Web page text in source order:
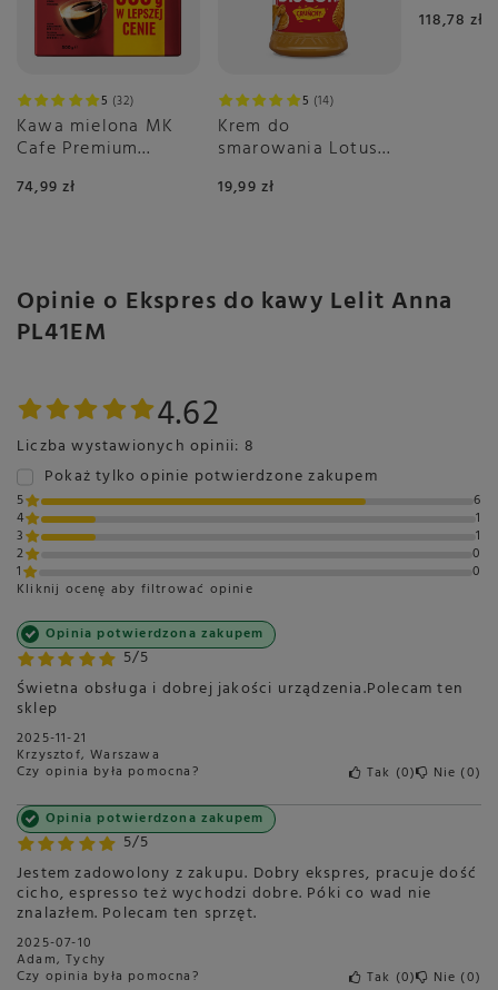
System Anti-Drop i zawór
Tak
Pojemność bojlera
250 ml
Materiał wykonania bojlera
Mosiądz
Moc grzałki bojlera wody
1000 W
wodę
Wbudowany młynek
Dysza pary wodnej
Obudowa
Szerokość
Wysokość
340 mm
zestawu
Łyżka do kawy mielonej
Tamper
Rodzaj ekspresu
Ciśnieniowy kolbowy
Stal nierdzewna
Wyjmowany zbiornik na
wodę
Tak
Wyświetlacz
Brak
Podłączenie do sieci
wodociągowej
Nie
5 32
Kawa mielona MK
Cafe Premium
74,99 zł
5 14
Krem do
smarowania Lotus
380g
19,99 zł
118,78 zł
Opinie o Ekspres do kawy Lelit Anna
PL41EM
4.62
Liczba wystawionych opinii: 8
Pokaż tylko opinie potwierdzone zakupem
5
6
4
1
3
1
2
0
1
0
Kliknij ocenę aby filtrować opinie
5/5
Opinia potwierdzona zakupem
Świetna obsługa i dobrej jakości urządzenia.Polecam ten
sklep
2025-11-21
Krzysztof, Warszawa
Czy opinia była pomocna? Tak 0 Nie 0
5/5
Opinia potwierdzona zakupem
Jestem zadowolony z zakupu. Dobry ekspres, pracuje dość
cicho, espresso też wychodzi dobre. Póki co wad nie
znalazłem. Polecam ten sprzęt.
2025-07-10
Adam, Tychy
Czy opinia była pomocna? Tak 0 Nie 0